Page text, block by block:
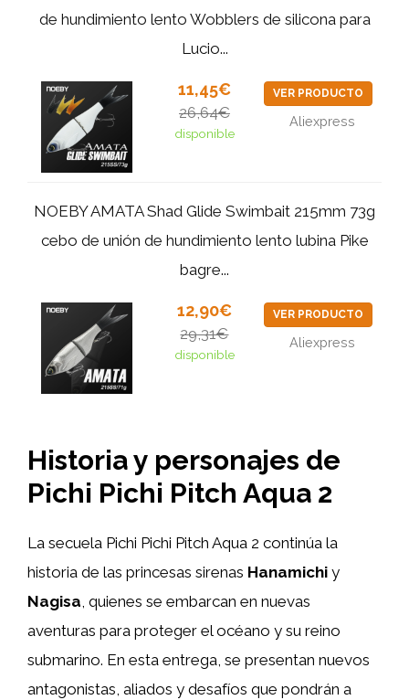
de hundimiento lento Wobblers de silicona para
Lucio...
11,45€
26,64€
disponible
VER PRODUCTO
Aliexpress
NOEBY AMATA Shad Glide Swimbait 215mm 73g
cebo de unión de hundimiento lento lubina Pike
bagre...
12,90€
29,31€
disponible
VER PRODUCTO
Aliexpress
Historia y personajes de
Pichi Pichi Pitch Aqua 2
La secuela Pichi Pichi Pitch Aqua 2 continúa la
historia de las princesas sirenas Hanamichi y
Nagisa , quienes se embarcan en nuevas
aventuras para proteger el océano y su reino
submarino. En esta entrega, se presentan nuevos
antagonistas, aliados y desafíos que pondrán a